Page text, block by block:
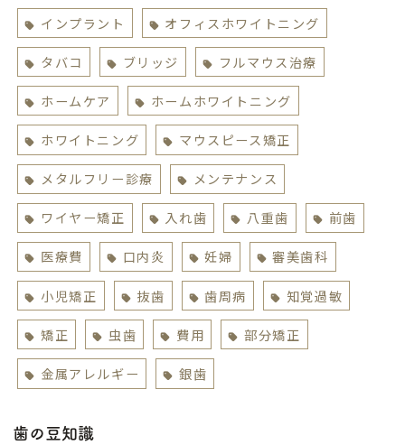
インプラント オフィスホワイトニング
タバコ ブリッジ フルマウス治療
ホームケア ホームホワイトニング
ホワイトニング マウスピース矯正
メタルフリー診療 メンテナンス
ワイヤー矯正 入れ歯 八重歯 前歯
医療費 口内炎 妊婦 審美歯科
小児矯正 抜歯 歯周病 知覚過敏
矯正 虫歯 費用 部分矯正
金属アレルギー 銀歯
歯の豆知識